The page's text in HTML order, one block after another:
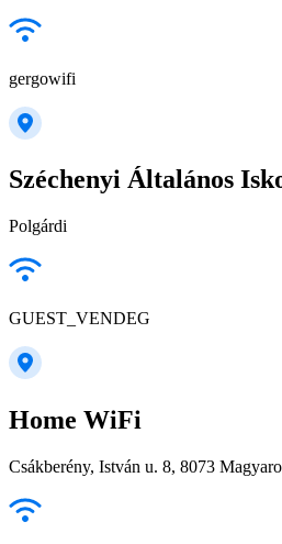
gergowifi
Széchenyi Általános
Polgárdi
GUEST_VENDEG
Home WiFi
Csákberény, István u. 8, 8073